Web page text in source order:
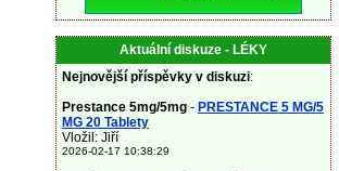
Aktuální diskuze - LÉKY
Nejnovější příspěvky v diskuzi:
Prestance 5mg/5mg - PRESTANCE 5 MG/5
MG 20 Tablety
Vložil: Jiří
2026-02-17 10:38:29